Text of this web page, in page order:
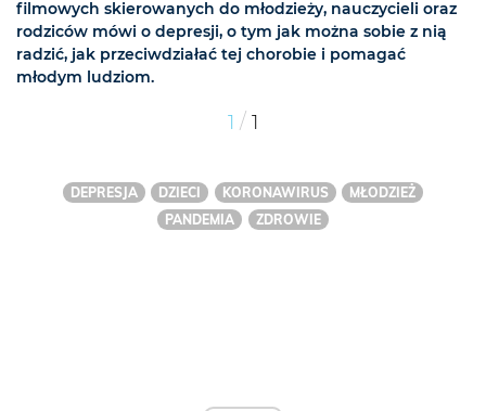
filmowych skierowanych do młodzieży, nauczycieli oraz
rodziców mówi o depresji, o tym jak można sobie z nią
radzić, jak przeciwdziałać tej chorobie i pomagać
młodym ludziom.
1 / 1
DEPRESJA DZIECI KORONAWIRUS
MŁODZIEŻ
PANDEMIA
ZDROWIE